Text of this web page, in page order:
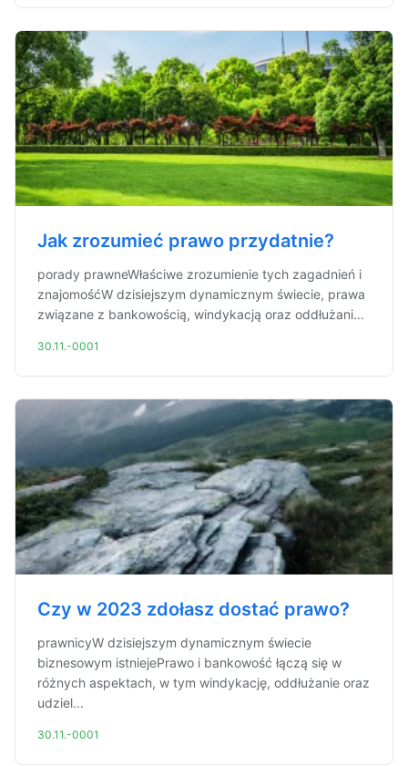
Jak zrozumieć prawo przydatnie?
porady prawneWłaściwe zrozumienie tych zagadnień i
znajomośćW dzisiejszym dynamicznym świecie, prawa
związane z bankowością, windykacją oraz oddłużani...
30.11.-0001
Czy w 2023 zdołasz dostać prawo?
prawnicyW dzisiejszym dynamicznym świecie
biznesowym istniejePrawo i bankowość łączą się w
różnych aspektach, w tym windykację, oddłużanie oraz
udziel...
30.11.-0001